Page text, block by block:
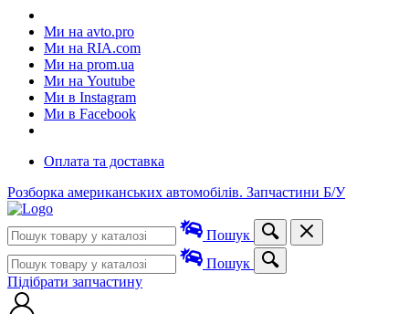
Ми на avto.pro
Ми на RIA.com
Ми на prom.ua
Ми на Youtube
Ми в Instagram
Ми в Facebook
Оплата та доставка
Розборка американських автомобілів. Запчастини Б/У
Пошук
Пошук
Підібрати запчастину